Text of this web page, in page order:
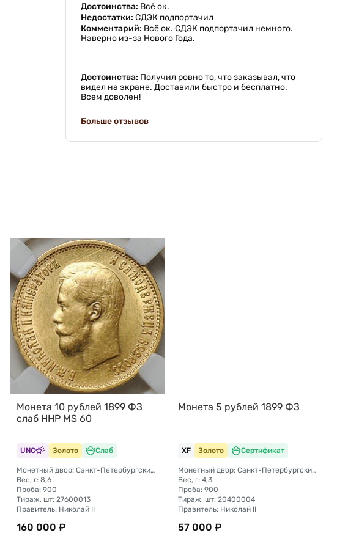
Достоинства: Всё ок.
Недостатки: СДЭК подпортачил
Комментарий: Всё ок. СДЭК подпортачил немного.
Наверно из-за Нового Года.
Достоинства: Получил ровно то, что заказывал, что
видел на экране. Доставили быстро и бесплатно.
Всем доволен!
Больше отзывов
Монета 10 рублей 1899 ФЗ
слаб ННР MS 60
UNC Золото Слаб
Монетный двор: Санкт-Петербургский монетный двор
Вес, г: 8,6
Проба: 900
Тираж, шт: 27600013
Правитель: Николай II
160 000 ₽
Монета 5 рублей 1899 ФЗ
XF Золото Сертификат
Монетный двор: Санкт-Петербургский монетный двор
Вес, г: 4,3
Проба: 900
Тираж, шт: 20400004
Правитель: Николай II
57 000 ₽